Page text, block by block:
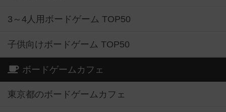
3～4人用ボードゲーム TOP50
子供向けボードゲーム TOP50
ボードゲームカフェ
東京都のボードゲームカフェ